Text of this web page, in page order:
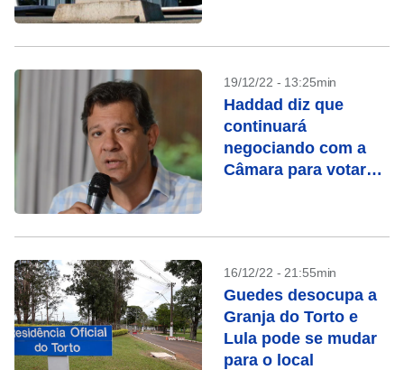
19/12/22 - 13:25min
Haddad diz que
continuará
negociando com a
Câmara para votar
16/12/22 - 21:55min
Guedes desocupa a
Granja do Torto e
Lula pode se mudar
para o local